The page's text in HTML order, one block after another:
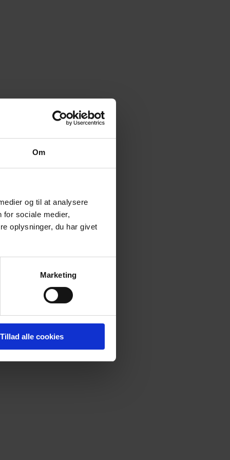
Om
og til at analysere
for sociale medier,
oplysninger, du har givet
Marketing
Tillad alle cookies